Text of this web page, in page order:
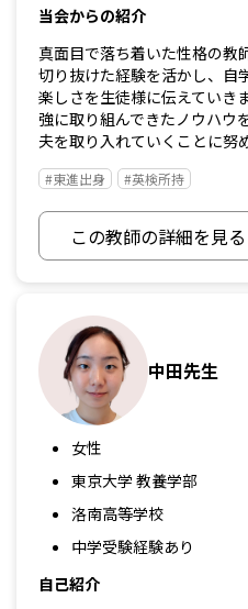
当会からの紹介
真面目で落ち着いた性格の教
切り抜けた経験を活かし、自
楽しさを生徒様に伝えていき
強に取り組んできたノウハウ
夫を取り入れていくことに努
#東進出身 #英検所持
この教師の詳細を見る
中田先生
女性
東京大学 教養学部
洛南高等学校
中学受験経験あり
自己紹介